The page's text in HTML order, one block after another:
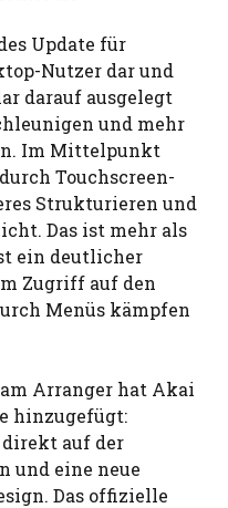
Update für
Nutzer dar und
darauf ausgelegt
und mehr
Im Mittelpunkt
Touchscreen-
Strukturieren und
Das ist mehr als
ein deutlicher
Zugriff auf den
Menüs kämpfen
Arranger hat Akai
hinzugefügt:
auf der
und eine neue
Das offizielle